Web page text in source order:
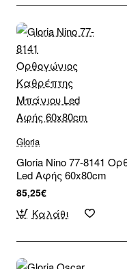
Gloria
Gloria Nino 77-8141
Led Αφής 60x80cm
85,25€
Καλάθι